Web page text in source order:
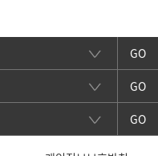
GO
GO
GO